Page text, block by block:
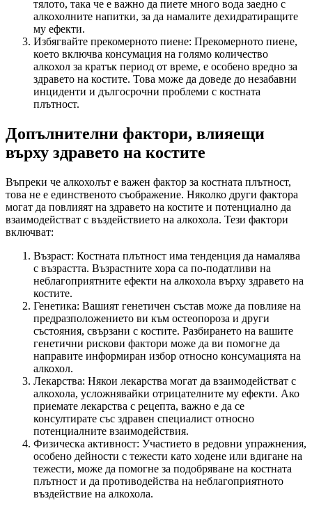
тялото, така че е важно да пиете много вода заедно с
алкохолните напитки, за да намалите дехидратиращите
му ефекти.
Избягвайте прекомерното пиене: Прекомерното пиене,
което включва консумация на голямо количество
алкохол за кратък период от време, е особено вредно за
здравето на костите. Това може да доведе до незабавни
инциденти и дългосрочни проблеми с костната
плътност.
Допълнителни фактори, влияещи
върху здравето на костите
Въпреки че алкохолът е важен фактор за костната плътност,
това не е единственото съображение. Няколко други фактора
могат да повлияят на здравето на костите и потенциално да
взаимодействат с въздействието на алкохола. Тези фактори
включват:
Възраст: Костната плътност има тенденция да намалява
с възрастта. Възрастните хора са по-податливи на
неблагоприятните ефекти на алкохола върху здравето на
костите.
Генетика: Вашият генетичен състав може да повлияе на
предразположението ви към остеопороза и други
състояния, свързани с костите. Разбирането на вашите
генетични рискови фактори може да ви помогне да
направите информиран избор относно консумацията на
алкохол.
Лекарства: Някои лекарства могат да взаимодействат с
алкохола, усложнявайки отрицателните му ефекти. Ако
приемате лекарства с рецепта, важно е да се
консултирате със здравен специалист относно
потенциалните взаимодействия.
Физическа активност: Участието в редовни упражнения,
особено дейности с тежести като ходене или вдигане на
тежести, може да помогне за подобряване на костната
плътност и да противодейства на неблагоприятното
въздействие на алкохола.